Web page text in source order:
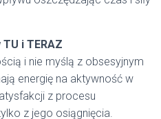
i TERAZ
i nie myślą z obsesyjnym
energię na aktywność w
z procesu
z jego osiągnięcia.